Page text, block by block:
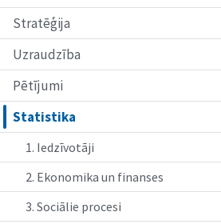
Stratēģija
Uzraudzība
Pētījumi
Statistika
1. Iedzīvotāji
2. Ekonomika un finanses
3. Sociālie procesi